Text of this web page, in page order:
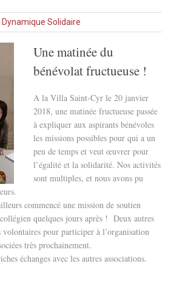
Dynamique Solidaire
Unematinée du
bénévolat fructueuse !
A la Villa Saint-Cyr le 20 janvier
2018, une matinée fructueuse passée
à expliquer aux aspirants bénévoles
les missions possibles pour qui a un
peu de temps et veut œuvrer pour
l’égalité et la solidarité. Nos activités
sont multiples, et nous avons pu
commencé une mission de soutien
quelques jours après ! Deux autres
volontaires pour participer à l’organisation
très prochainement.
échanges avec les autres associations.